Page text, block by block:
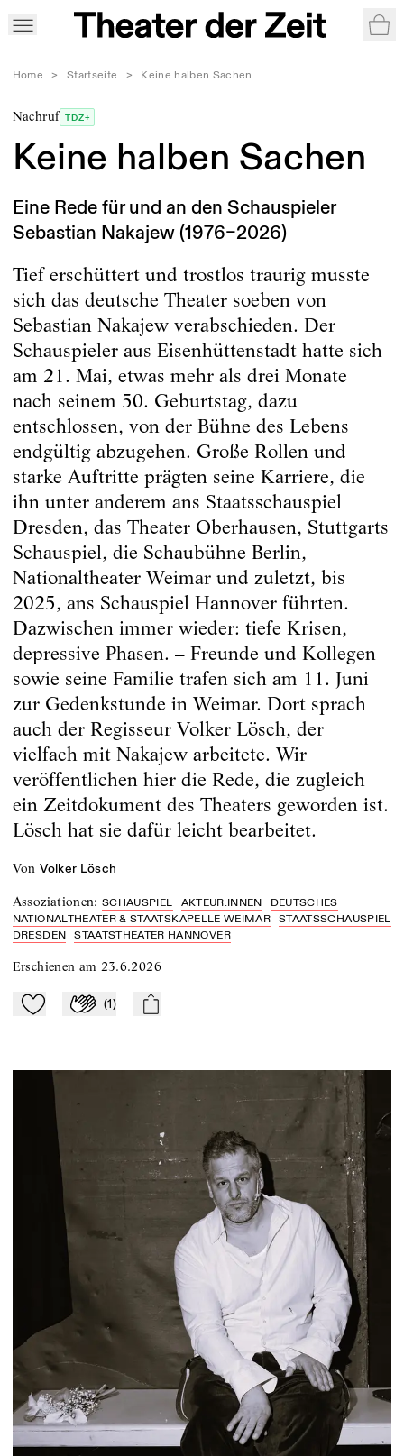
Home > Startseite > Keine halben Sachen
Nachruf TDZ+
Keine halben Sachen
Eine Rede für und an den Schauspieler
Sebastian Nakajew (1976–2026)
Tief erschüttert und trostlos traurig musste
sich das deutsche Theater soeben von
Sebastian Nakajew verabschieden. Der
Schauspieler aus Eisenhüttenstadt hatte sich
am 21. Mai, etwas mehr als drei Monate
nach seinem 50. Geburtstag, dazu
entschlossen, von der Bühne des Lebens
endgültig abzugehen. Große Rollen und
starke Auftritte prägten seine Karriere, die
ihn unter anderem ans Staatsschauspiel
Dresden, das Theater Oberhausen, Stuttgarts
Schauspiel, die Schaubühne Berlin,
Nationaltheater Weimar und zuletzt, bis
2025, ans Schauspiel Hannover führten.
Dazwischen immer wieder: tiefe Krisen,
depressive Phasen. – Freunde und Kollegen
sowie seine Familie trafen sich am 11. Juni
zur Gedenkstunde in Weimar. Dort sprach
auch der Regisseur Volker Lösch, der
vielfach mit Nakajew arbeitete. Wir
veröffentlichen hier die Rede, die zugleich
ein Zeitdokument des Theaters geworden ist.
Lösch hat sie dafür leicht bearbeitet.
von Volker Lösch
Assoziationen:SCHAUSPIEL AKTEUR:INNEN
DEUTSCHES
NATIONALTHEATER & STAATSKAPELLE WEIMAR
STAATSSCHAUSPIEL
DRESDEN
STAATSTHEATER HANNOVER
Erschienen am 23.6.2026
Zu Mein-TdZ hinzufügen
Applaudieren
(1) mail